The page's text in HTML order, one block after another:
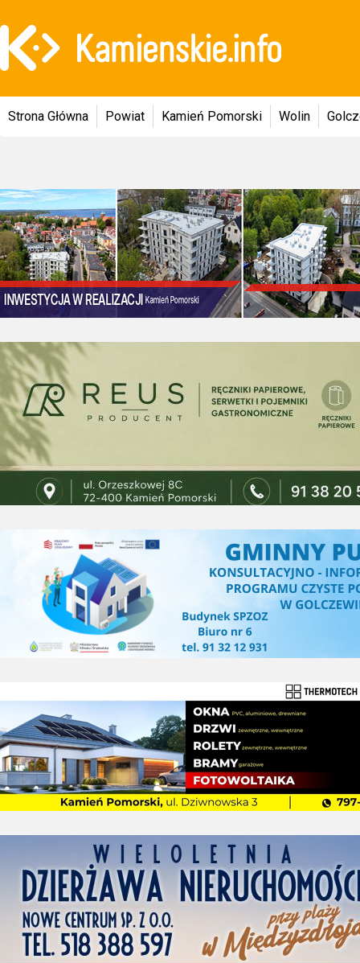
Strona Główna Powiat Kamień Pomorski Wolin